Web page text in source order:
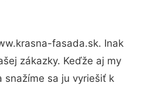
fasada.sk. Inak
zákazky. Keďže aj my
snažíme sa ju vyriešiť k